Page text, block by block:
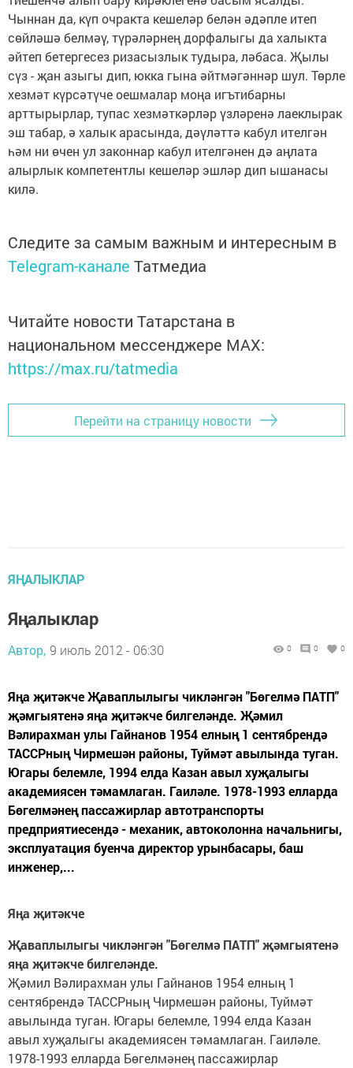
Чыннан да, күп очракта кешеләр белән әдәпле итеп
сөйләшә белмәү, түрәләрнең дорфалыгы да халыкта
әйтеп бетергесез ризасызлык тудыра, ләбаса. Җылы
сүз - җан азыгы дип, юкка гына әйтмәгәннәр шул. Төрле
хезмәт күрсәтүче оешмалар моңа игътибарны
арттырырлар, тупас хезмәткәрләр үзләренә лаеклырак
эш табар, ә халык арасында, дәүләттә кабул ителгән
һәм ни өчен ул законнар кабул ителгәнен дә аңлата
алырлык компетентлы кешеләр эшләр дип ышанасы
килә.
Следите за самым важным и интересным в
Telegram-канале Татмедиа
Читайте новости Татарстана в
национальном мессенджере MАХ:
https://max.ru/tatmedia
Перейти на страницу новости
ЯҢАЛЫКЛАР
Яңалыклар
Автор, 9 июль 2012 - 06:30 0 0 0
Яңа җитәкче Җаваплылыгы чикләнгән "Бөгелмә ПАТП"
җәмгыятенә яңа җитәкче билгеләнде. Җәмил
Вәлирахман улы Гайнанов 1954 елның 1 сентябрендә
ТАССРның Чирмешән районы, Туймәт авылында туган.
Югары белемле, 1994 елда Казан авыл хуҗалыгы
академиясен тәмамлаган. Гаиләле. 1978-1993 елларда
Бөгелмәнең пассажирлар автотранспорты
предприятиесендә - механик, автоколонна начальнигы,
эксплуатация буенча директор урынбасары, баш
инженер,...
Яңа җитәкче
Җаваплылыгы чикләнгән "Бөгелмә ПАТП" җәмгыятенә
яңа җитәкче билгеләнде.
Җәмил Вәлирахман улы Гайнанов 1954 елның 1
сентябрендә ТАССРның Чирмешән районы, Туймәт
авылында туган. Югары белемле, 1994 елда Казан
авыл хуҗалыгы академиясен тәмамлаган. Гаиләле.
1978-1993 елларда Бөгелмәнең пассажирлар